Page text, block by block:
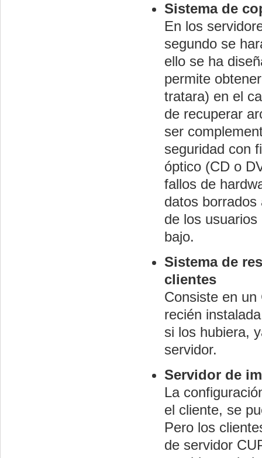
Sistema de
En los
segundo se
ello se ha
permite
tratara) en el
de recuperar
ser
seguridad con
óptico (CD o
fallos de
datos
de los
bajo.
Sistema de
clientes
Consiste en
recién
si los hubiera,
servidor.
Servidor de
La
el cliente, se
Pero los
de servidor